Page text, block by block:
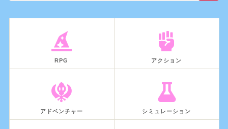
RPG アクション
アドベンチャー シミュレーション